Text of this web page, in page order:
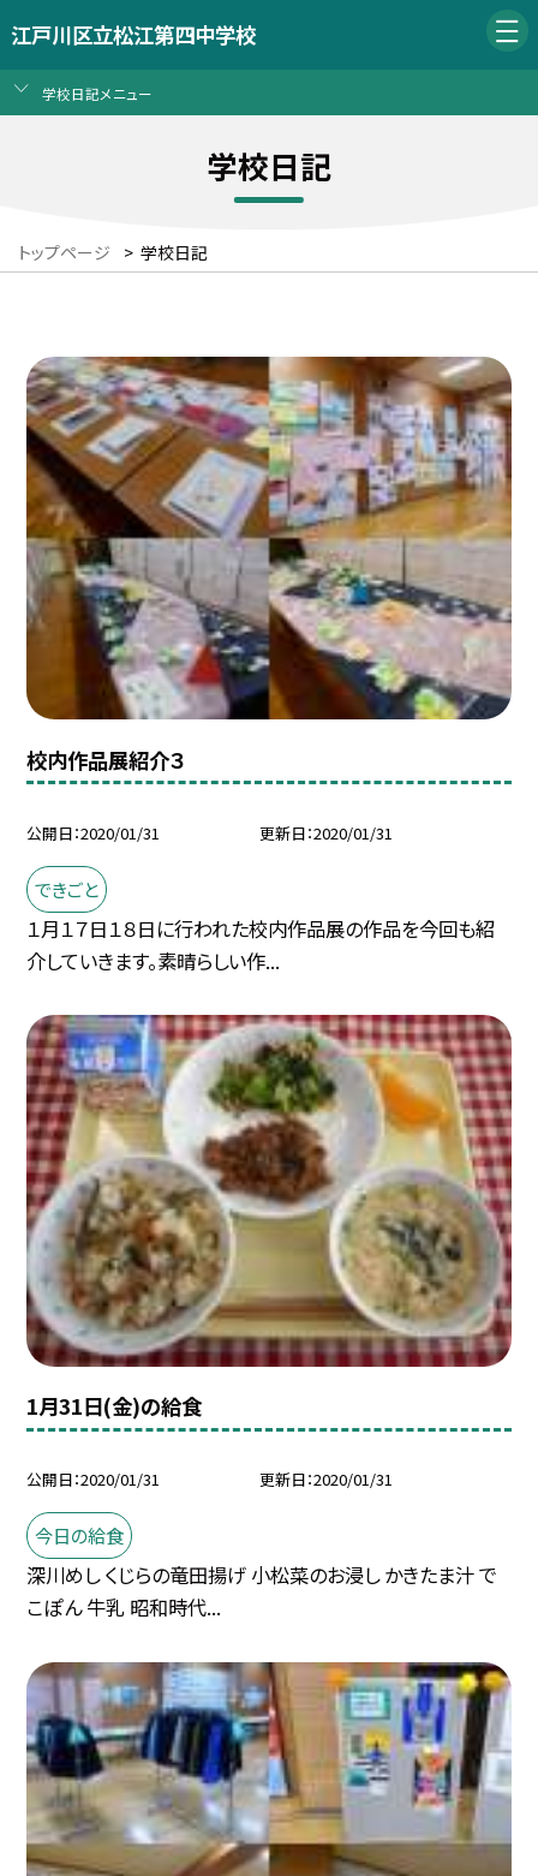
江戸川区立松江第四中学校
学校日記メニュー
学校日記
トップページ > 学校日記
校内作品展紹介３
公開日 2020/01/31 更新日 2020/01/31
できごと
１月１７日１８日に行われた校内作品展の作品を今回も紹
介していきます。素晴らしい作...
1月31日(金)の給食
公開日 2020/01/31 更新日 2020/01/31
今日の給食
深川めし くじらの竜田揚げ 小松菜のお浸し かきたま汁 で
こぽん 牛乳 昭和時代...